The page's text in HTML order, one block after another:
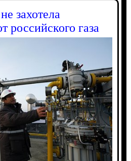
захотела
российского газа